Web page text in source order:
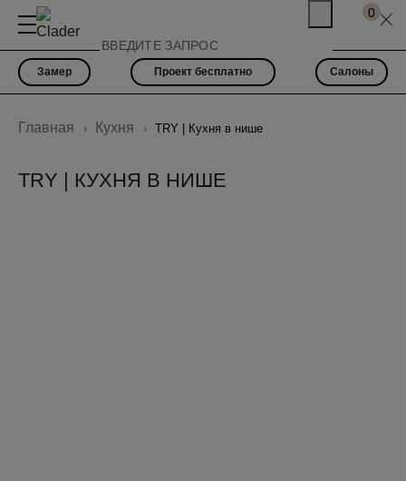
0
Замер Проект бесплатно Салоны
Главная Кухня TRY | Кухня в нише
TRY | КУХНЯ В НИШЕ